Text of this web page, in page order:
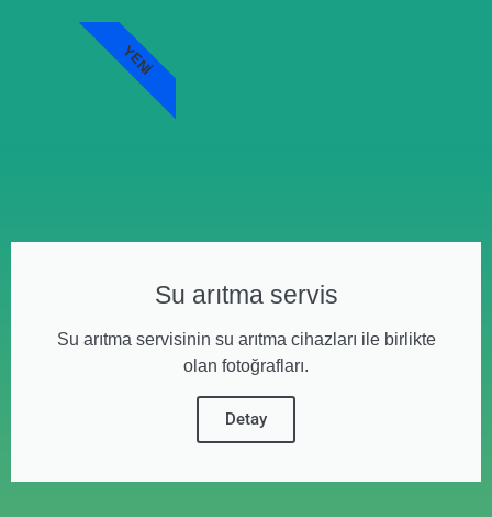
Su arıtma servis
Su arıtma servisinin su arıtma cihazları ile birlikte
olan fotoğrafları.
Detay
YENI